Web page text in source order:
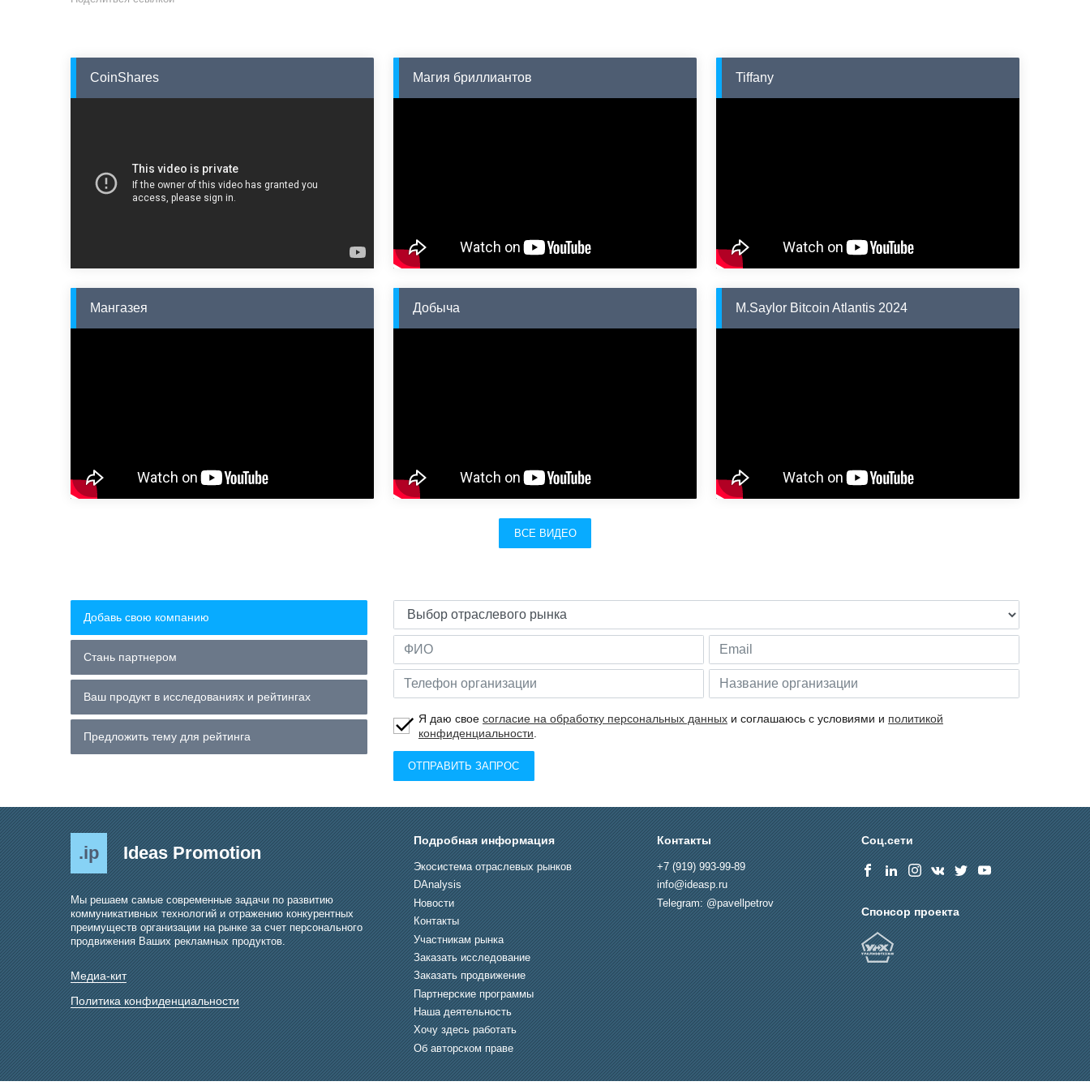
CoinShares Магия бриллиантов Tiffany
Мангазея Добыча M.Saylor Bitcoin Atlantis 2024
ВСЕ ВИДЕО
Добавь свою компанию
Стань партнером
Ваш продукт в исследованиях и рейтингах
Предложить тему для рейтинга
Я даю свое согласие на обработку персональных данныхи соглашаюсь с условиями и политикой
конфиденциальности
ОТПРАВИТЬ ЗАПРОС
.ip Ideas Promotion
Мы решаем самые современные задачи по развитию
коммуникативных технологий и отражению конкурентных
преимуществ организации на рынке за счет персонального
продвижения Ваших рекламных продуктов.
Медиа-кит
Политика конфиденциальности
Подробная информация
Экосистема отраслевых рынков
DAnalysis
Новости
Контакты
Участникам рынка
Заказать исследование
Заказать продвижение
Партнерские программы
Наша деятельность
Хочу здесь работать
Об авторском праве
Контакты
+7 (919) 993-99-89
info@ideasp.ru
Telegram: @pavellpetrov
Соц.сети
Спонсор проекта